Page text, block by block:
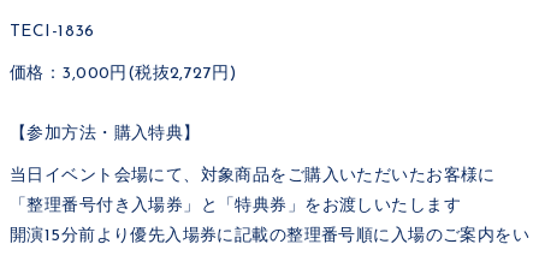
TECI-1836
価格：3,000円(税抜2,727円)
【参加方法・購入特典】
当日イベント会場にて、対象商品をご購入いただいたお客様に
「整理番号付き入場券」と「特典券」をお渡しいたします
開演15分前より優先入場券に記載の整理番号順に入場のご案内をい